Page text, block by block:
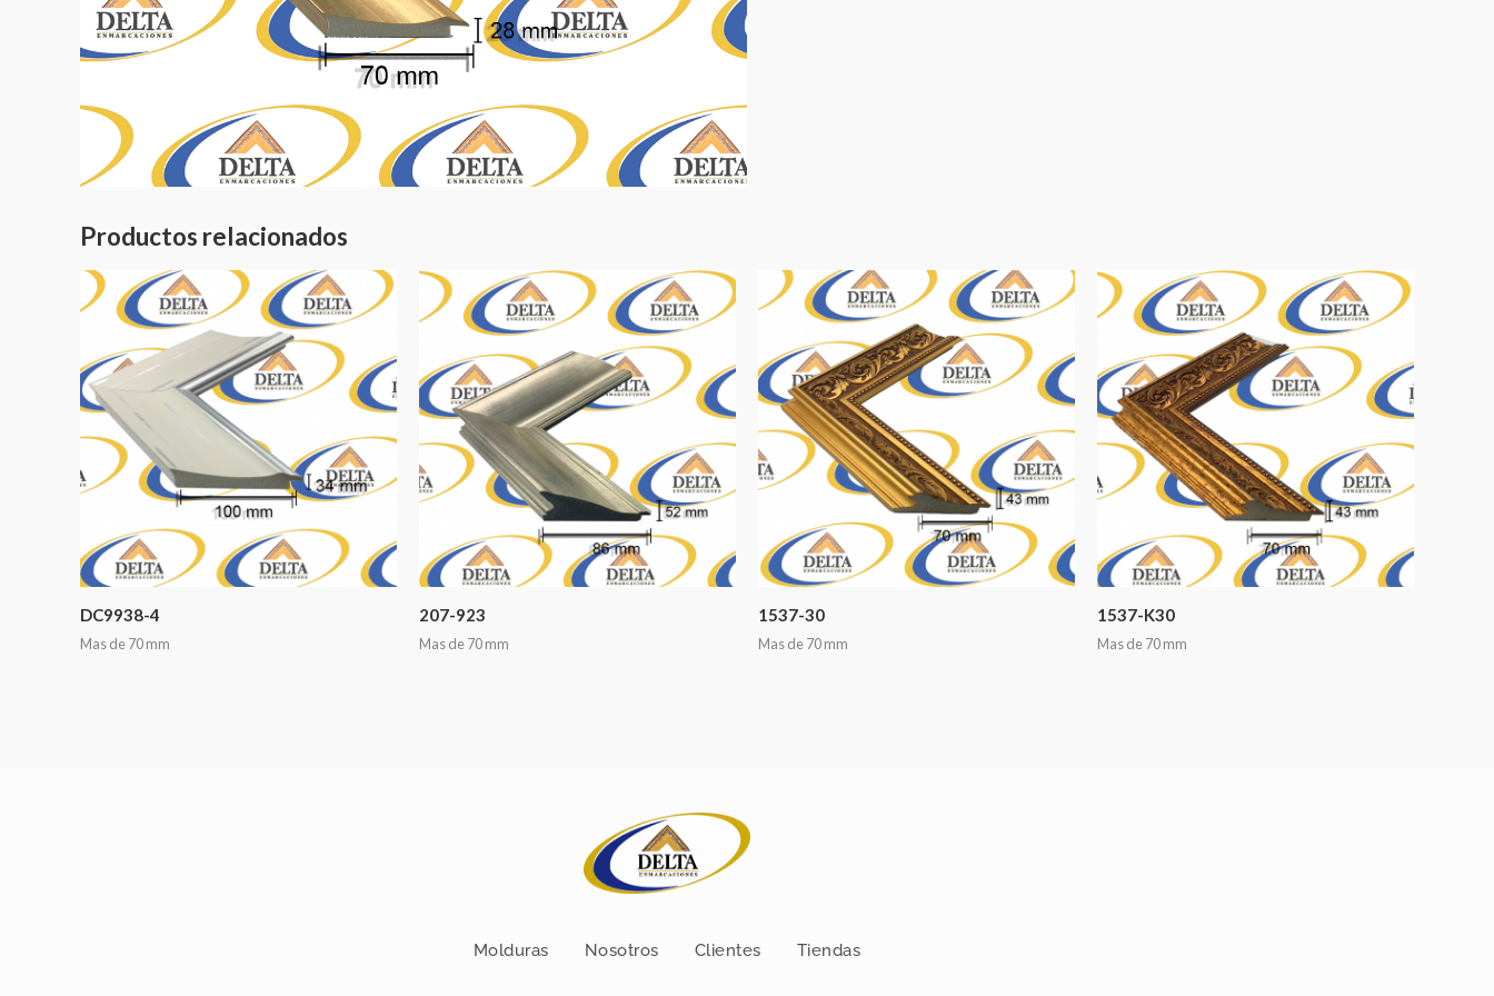
Productos relacionados
DC9938-4
Mas de 70 mm
207-923
Mas de 70 mm
1537-30
Mas de 70 mm
1537-K30
Mas de 70 mm
Molduras Nosotros Clientes Tiendas